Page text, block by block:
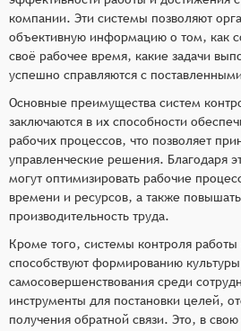
компании. Эти системы позволяют
объективную информацию о том, как
своё рабочее время, какие задачи
успешно справляются с
Основные преимущества систем
заключаются в их способности
рабочих процессов, что позволяет
управленческие решения. Благодаря
могут оптимизировать рабочие
времени и ресурсов, а также
производительность труда.
Кроме того, системы контроля работы
способствуют формированию культуры
самосовершенствования среди
инструменты для постановки целей,
получения обратной связи. Это, в